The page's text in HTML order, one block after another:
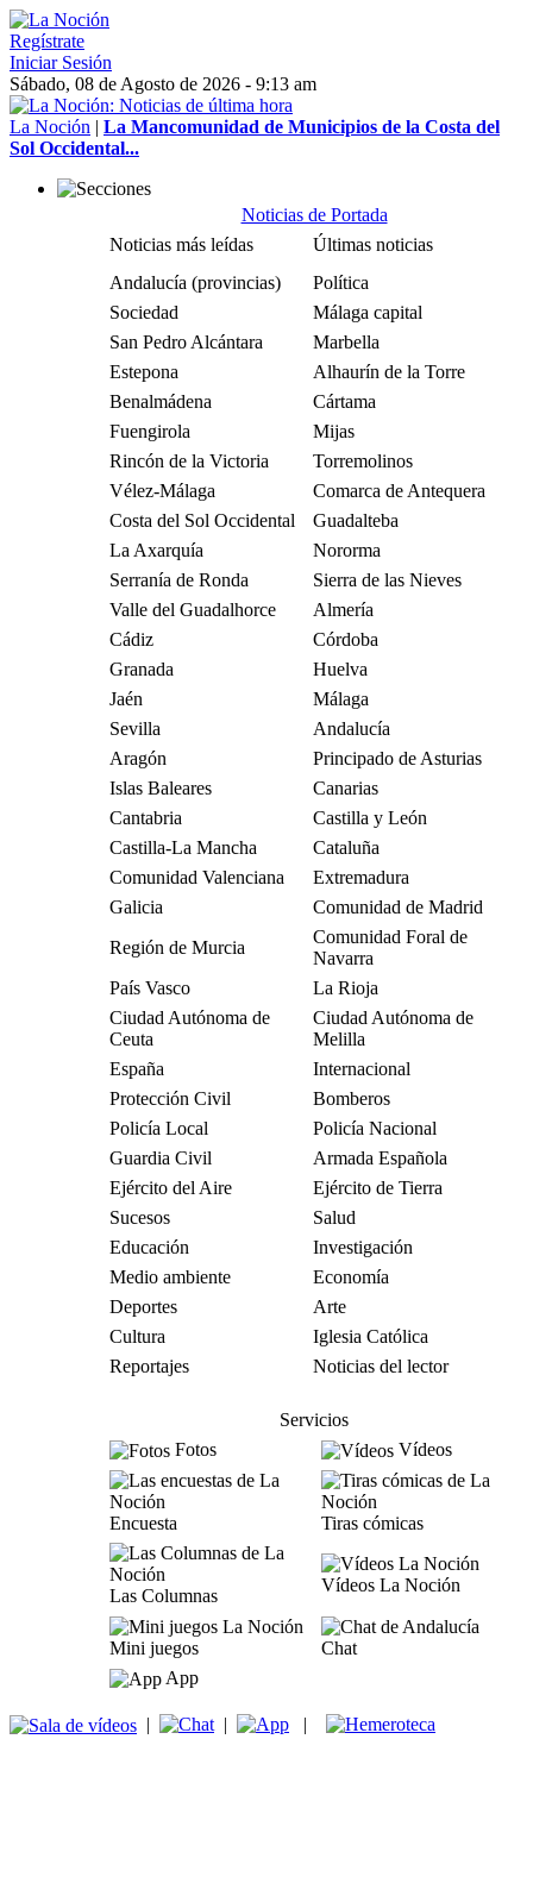
Regístrate
Iniciar Sesión
Sábado, 08 de Agosto de 2026 - 9:13 am
La Noción | La Mancomunidad de Municipios de la Costa del
Sol Occidental...
Noticias de Portada
Noticias más leídas
Últimas noticias
Andalucía (provincias)
Política
Sociedad
Málaga capital
San Pedro Alcántara
Marbella
Estepona
Alhaurín de la Torre
Benalmádena
Cártama
Fuengirola
Mijas
Rincón de la Victoria
Torremolinos
Vélez-Málaga
Comarca de Antequera
Costa del Sol Occidental
Guadalteba
La Axarquía
Nororma
Serranía de Ronda
Sierra de las Nieves
Valle del Guadalhorce
Almería
Cádiz
Córdoba
Granada
Huelva
Jaén
Málaga
Sevilla
Andalucía
Aragón
Principado de Asturias
Islas Baleares
Canarias
Cantabria
Castilla y León
Castilla-La Mancha
Cataluña
Comunidad Valenciana
Extremadura
Galicia
Comunidad de Madrid
Región de Murcia
Comunidad Foral de
Navarra
País Vasco
La Rioja
Ciudad Autónoma de
Ceuta
Ciudad Autónoma de
Melilla
España
Internacional
Protección Civil
Bomberos
Policía Local
Policía Nacional
Guardia Civil
Armada Española
Ejército del Aire
Ejército de Tierra
Sucesos
Salud
Educación
Investigación
Medio ambiente
Economía
Deportes
Arte
Cultura
Iglesia Católica
Reportajes
Noticias del lector
Servicios
Fotos
Vídeos
Encuesta Tiras cómicas
Las Columnas
Vídeos La Noción
Mini juegos
Chat
App
| | |